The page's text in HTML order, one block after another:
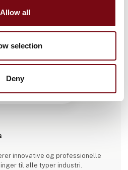
Allow all
selection
Deny
innovative og professionelle
til alle typer industri.